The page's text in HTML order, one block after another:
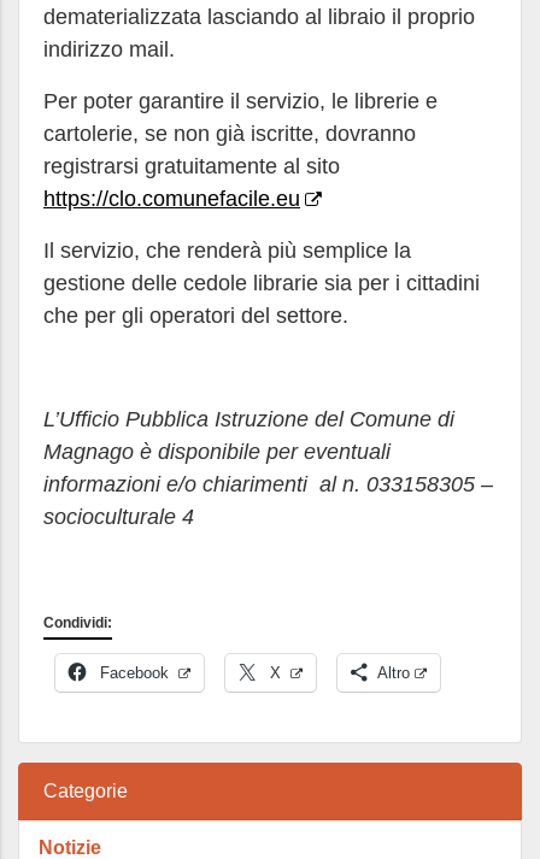
dematerializzata lasciando al libraio il proprio
indirizzo mail.
Per poter garantire il servizio, le librerie e
cartolerie, se non già iscritte, dovranno
registrarsi gratuitamente al sito
https://clo.comunefacile.eu
Il servizio, che renderà più semplice la
gestione delle cedole librarie sia per i cittadini
che per gli operatori del settore.
L’Ufficio Pubblica Istruzione del Comune di
Magnago è disponibile per eventuali
informazioni e/o chiarimenti al n. 033158305 –
socioculturale 4
Condividi:
Facebook X Altro
Categorie
Notizie